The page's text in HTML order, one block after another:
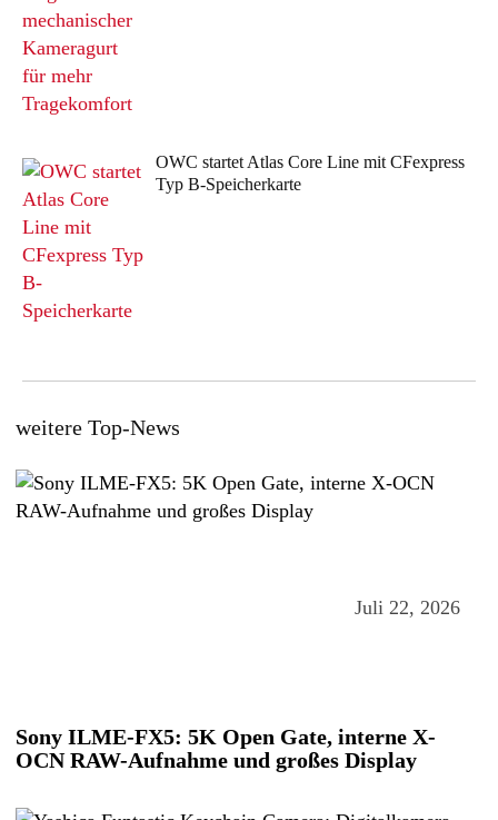
OWC startet Atlas Core Line mit CFexpress
Typ B-Speicherkarte
weitere Top-News
Juli 22, 2026
Sony ILME-FX5: 5K Open Gate, interne X-
OCN RAW-Aufnahme und großes Display